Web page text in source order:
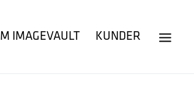
IMAGEVAULT KUNDER